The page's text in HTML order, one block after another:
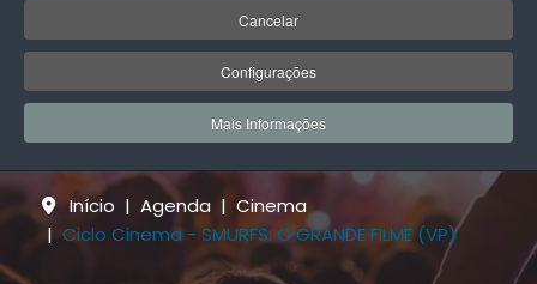
Agenda
Início Agenda
Cinema
Ciclo Cinema - SMURFS: O GRANDE FILME (VP)
Cancelar
Configurações
Mais Informações